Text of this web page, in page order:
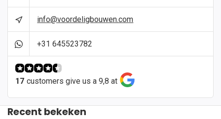
info@voordeligbouwen.com
+31 645523782
17 customers give us a 9,8 at
Recent bekeken